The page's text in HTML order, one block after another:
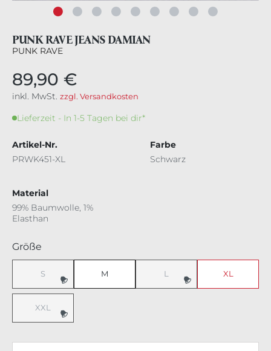
PUNK RAVE JEANS DAMIAN
PUNK RAVE
89,90 €
inkl. MwSt. zzgl. Versandkosten
Lieferzeit - In 1-5 Tagen bei dir*
Artikel-Nr.
PRWK451-XL
Farbe
Schwarz
Material
99% Baumwolle, 1%
Elasthan
Größe
S(Diese Option ist zurzeit nicht verfügbar.)
M L(Diese Option ist zurzeit nicht
XL
XXL(Diese Option ist zurzeit nicht verfügbar.)